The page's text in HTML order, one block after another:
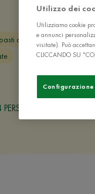
di pesce
Secondi
PERSONE
Utilizzo dei
Utilizziamo cookie
e annunci
visitate). Può
CLICCANDO SU